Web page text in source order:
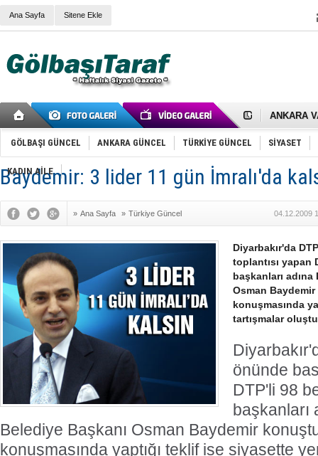
Ana Sayfa Sitene Ekle
Cemal
Samet
FAİZ
OLİMPİK
SÖZ
Mikail
Gölbaşı
İNCEK
GÖLBAŞI GÜNCEL ANKARA GÜNCEL TÜRKİYE GÜNCEL SİYASET
KADIN AİLE
Baydemir: 3 lider 11 gün İmralı'da
» Ana Sayfa » Türkiye Güncel 04.12.2009
Diyarbakır'da
toplantısı yapan
başkanları
Osman
konuşmasında
tartışmalar
önünde
DTP'li 98
başkanları
Belediye Başkanı Osman Baydemir
konuşmasında yaptığı teklif ise siyasette